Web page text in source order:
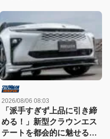
2026/08/06 08:03
「派手すぎず上品に引き締
める！」新型クラウンエス
テートを都会的に魅せる、